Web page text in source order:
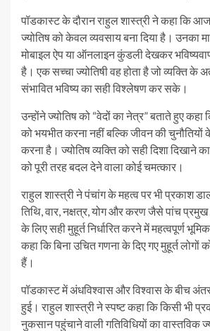
पॉडकास्ट के दौरान राहुल शास्त्री ने कहा कि
ज्योतिष को केवल व्यवसाय बना दिया है। उनका
मोबाइल ऐप या ऑनलाइन कुंडली देखकर
है। एक सच्चा ज्योतिषी वह होता है जो व्यक्ति के
संभावित भविष्य का सही विश्लेषण कर सके।
उन्होंने ज्योतिष को “वेदों का नेत्र” बताते हुए कहा
को भयभीत करना नहीं बल्कि जीवन की
करना है। ज्योतिष व्यक्ति को सही दिशा दिखाने
को पूरी तरह बदल देने वाला कोई चमत्कार।
राहुल शास्त्री ने पंचांग के महत्व पर भी प्रकाश
तिथि, वार, नक्षत्र, योग और करण जैसे पांच प्रमुख
के लिए सही मुहूर्त निर्धारित करने में महत्वपूर्ण
कहा कि बिना उचित गणना के दिए गए मुहूर्त
हैं।
पॉडकास्ट में अंधविश्वास और विश्वास के बीच
हुई। राहुल शास्त्री ने स्पष्ट कहा कि किसी भी
नुकसान पहुंचाने वाली गतिविधियों का वास्तविक